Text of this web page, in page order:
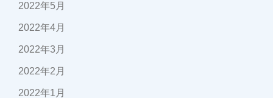
2022年5月
2022年4月
2022年3月
2022年2月
2022年1月